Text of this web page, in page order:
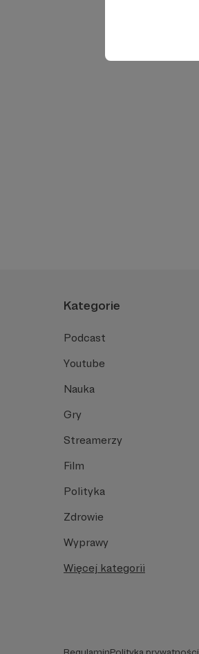
Kategorie
Podcast
Youtube
Nauka
Gry
Streamerzy
Film
Polityka
Zdrowie
Wyprawy
Więcej kategorii
RegulaminPolityka prywatności